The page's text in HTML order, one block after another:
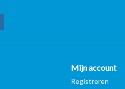
Mijn account
Registreren